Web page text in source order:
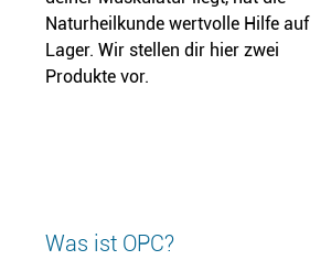
Naturheilkunde wertvolle Hilfe auf
Lager. Wir stellen dir hier zwei
Produkte vor.
Was ist OPC?